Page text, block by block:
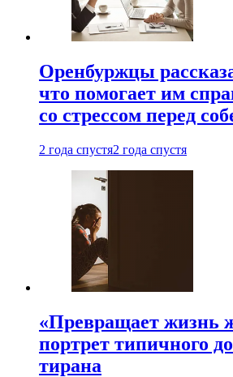
Оренбуржцы
что помогает им
со стрессом перед
2 года спустя2 года спустя
«Превращает жизнь
портрет типичного
тирана